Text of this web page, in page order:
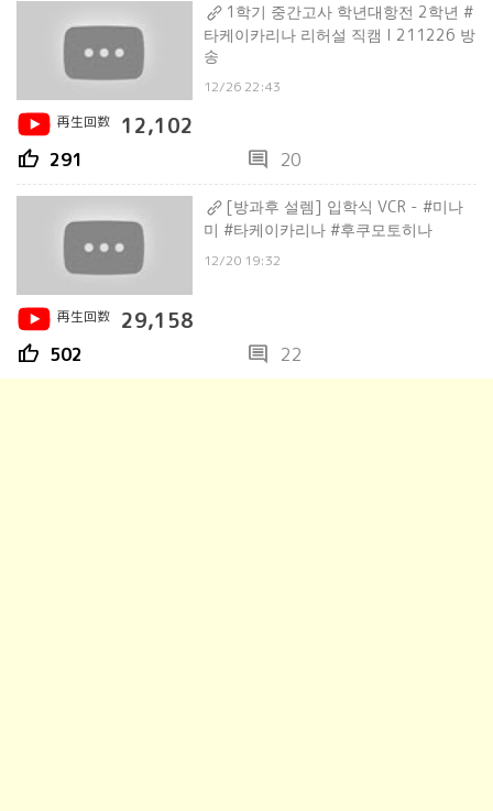
1학기 중간고사 학년대항전 2학년 #
타케이카리나 리허설 직캠 l 211226 방
송
12/26 22:43
再生回数
12,102
thumb_up 291 comment 20
[방과후 설렘] 입학식 VCR - #미나
미 #타케이카리나 #후쿠모토히나
12/20 19:32
再生回数 29,158
thumb_up 502 comment 22